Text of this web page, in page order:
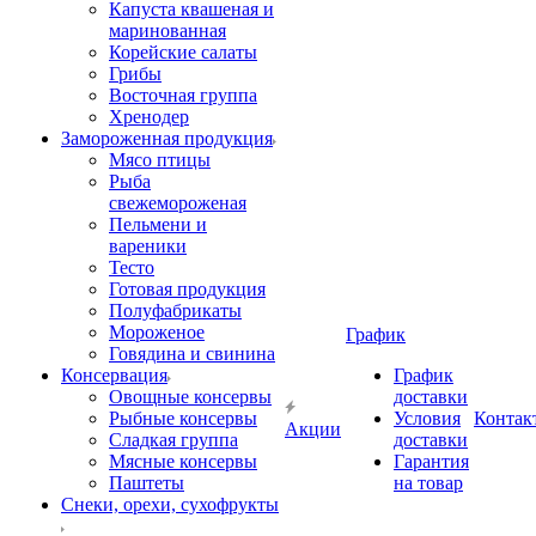
Капуста квашеная и
маринованная
Корейские салаты
Грибы
Восточная группа
Хренодер
Замороженная продукция
Мясо птицы
Рыба
свежемороженая
Пельмени и
вареники
Тесто
Готовая продукция
Полуфабрикаты
Мороженое
Говядина и свинина
Консервация
Овощные консервы
Рыбные консервы
Сладкая группа
Мясные консервы
Паштеты
Снеки, орехи, сухофрукты
Акции
График
График
доставки
Условия
доставки
Гарантия
на товар